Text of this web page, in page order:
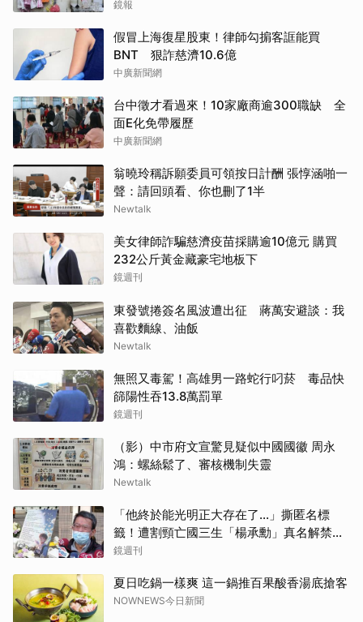
鏡報
假冒上海復星股東！律師勾掮客誆能買
BNT 狠詐慈濟10.6億
中廣新聞網
台中徵才看過來！10家廠商逾300職缺 全
面E化免帶履歷
中廣新聞網
翁曉玲稱訴願委員可領按日計酬 張惇涵啪一
聲：請回頭看、你也刪了1半
Newtalk
美女律師詐騙慈濟疫苗採購逾10億元 購買
232公斤黃金藏豪宅地板下
鏡週刊
東發號捲簽名風波遭出征 蔣萬安避談：我
喜歡麵線、油飯
Newtalk
無照又毒駕！高雄男一路蛇行叼菸 毒品快
篩陽性吞13.8萬罰單
鏡週刊
（影）中市府文宣驚見疑似中國國徽 周永
鴻：螺絲鬆了、審核機制失靈
Newtalk
「他終於能光明正大存在了...」撕匿名標
籤！遭割頸亡國三生「楊承勳」真名解禁
乾妹法庭抗辯引眾怒
鏡週刊
夏日吃鍋一樣爽 這一鍋推百果酸香湯底搶客
NOWNEWS今日新聞